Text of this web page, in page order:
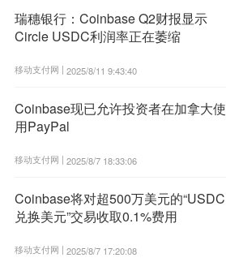
瑞穗银行：Coinbase Q2财报显示
Circle USDC利润率正在萎缩
移动支付网 | 2025/8/11 9:43:40
Coinbase现已允许投资者在加拿大使
用PayPal
移动支付网 | 2025/8/7 18:33:06
Coinbase将对超500万美元的“USDC
兑换美元”交易收取0.1%费用
移动支付网 | 2025/8/7 17:20:08